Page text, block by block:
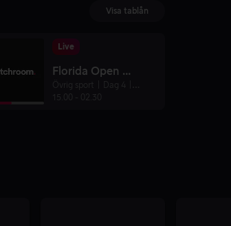
Visa tablån
Live
Florida Open Pool Championship
Övrig sport Dag 4
15.00
- 02.30